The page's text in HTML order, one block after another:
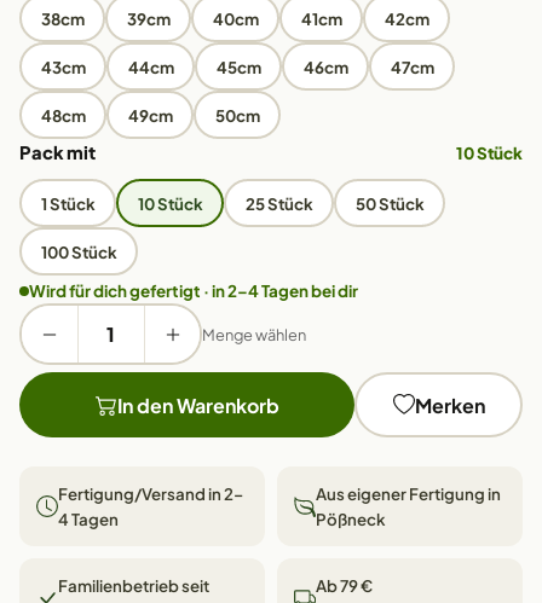
38cm 39cm 40cm 41cm 42cm
43cm 44cm 45cm 46cm 47cm
48cm 49cm 50cm
Pack mit 10 Stück
1 Stück 10 Stück 25 Stück 50 Stück
100 Stück
Wird für dich gefertigt · in 2–4 Tagen bei dir
Menge wählen
In den Warenkorb Merken
Fertigung/Versand in 2–
4 Tagen
Aus eigener Fertigung in
Pößneck
Familienbetrieb seit
Ab 79 €